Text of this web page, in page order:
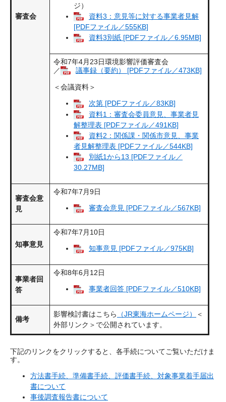
審査会
ジ）
資料3：意見等に対する事業者見解
[PDFファイル／555KB]
資料3別紙 [PDFファイル／6.95MB]
令和7年4月23日環境影響評価審査会
／
議事録（要約） [PDFファイル／473KB]
＜会議資料＞
次第 [PDFファイル／83KB]
資料1：審査会委員意見、事業者見
解整理表 [PDFファイル／491KB]
資料2：関係課・関係市意見、事業
者見解整理表 [PDFファイル／544KB]
別紙1から13 [PDFファイル／
30.27MB]
審査会意
見
令和7年7月9日
審査会意見 [PDFファイル／567KB]
知事意見
令和7年7月10日
知事意見 [PDFファイル／975KB]
事業者回
答
令和8年6月12日
事業者回答 [PDFファイル／510KB]
備考
影響検討書はこちら （JR東海ホームページ）
＜
外部リンク＞ で公開されています。
下記のリンクをクリックすると、各手続についてご覧いただけま
す。
方法書手続、準備書手続、評価書手続、対象事業着手届出
書について
事後調査報告書について